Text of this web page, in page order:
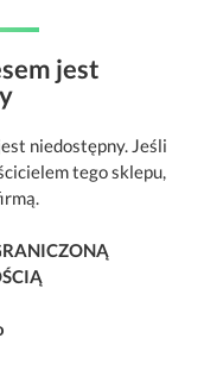
jest
niedostępny. Jeśli
tego sklepu,